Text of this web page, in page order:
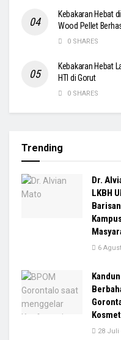
Kebakaran Hebat
Wood Pellet
0 SHARES
Kebakaran Hebat
HTI di Gorut
0 SHARES
Trending
Dr.
LKBH
6
28 Juli